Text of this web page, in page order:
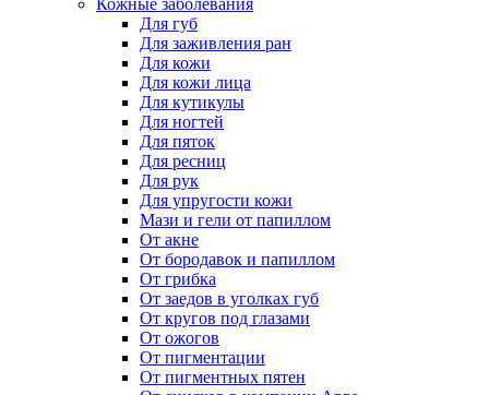
Кожные заболевания
Для губ
Для заживления ран
Для кожи
Для кожи лица
Для кутикулы
Для ногтей
Для пяток
Для ресниц
Для рук
Для упругости кожи
Мази и гели от папиллом
От акне
От бородавок и папиллом
От грибка
От заедов в уголках губ
От кругов под глазами
От ожогов
От пигментации
От пигментных пятен